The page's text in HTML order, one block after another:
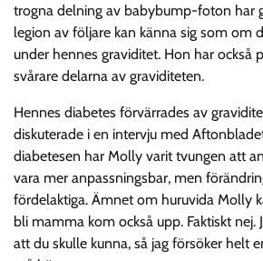
trogna delning av babybump-foton har
legion av följare kan känna sig som om
under hennes graviditet. Hon har också
svårare delarna av graviditeten.
Hennes diabetes förvärrades av
diskuterade i en intervju med
diabetesen har Molly varit tvungen att
vara mer anpassningsbar, men
fördelaktiga. Ämnet om huruvida Molly
bli mamma kom också upp. Faktiskt nej.
att du skulle kunna, så jag försöker helt